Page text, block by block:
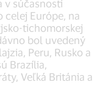
v súčasnosti
celej Európe, na
tichomorskej
bol uvedený
Peru, Rusko a
Brazília,
Veľká Británia a